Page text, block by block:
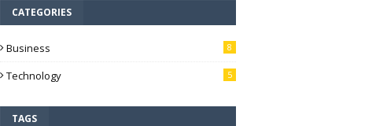
CATEGORIES
Business 8
Technology 5
TAGS